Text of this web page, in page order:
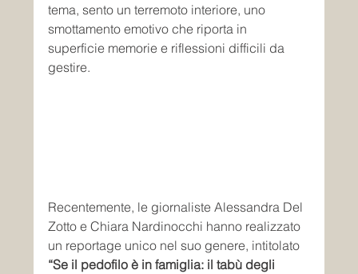
tema, sento un terremoto interiore, uno
smottamento emotivo che riporta in
superficie memorie e riflessioni difficili da
gestire.
Recentemente, le giornaliste Alessandra Del
Zotto e Chiara Nardinocchi hanno realizzato
un reportage unico nel suo genere, intitolato
“Se il pedofilo è in famiglia: il tabù degli